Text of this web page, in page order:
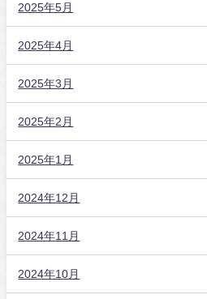
2025年5月
2025年4月
2025年3月
2025年2月
2025年1月
2024年12月
2024年11月
2024年10月